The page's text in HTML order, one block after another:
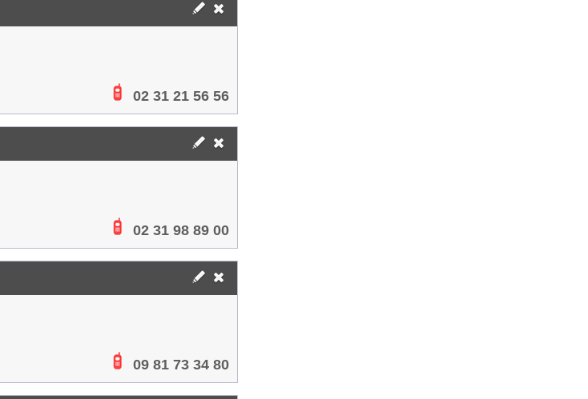
02 31 21 56 56
02 31 98 89 00
09 81 73 34 80